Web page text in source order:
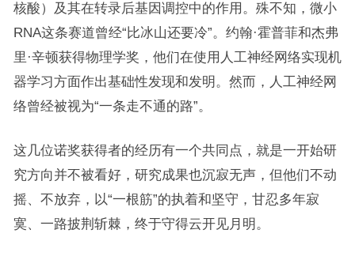
核酸）及其在转录后基因调控中的作用。殊不知，微小
RNA这条赛道曾经“比冰山还要冷”。约翰·霍普菲和杰弗
里·辛顿获得物理学奖，他们在使用人工神经网络实现机
器学习方面作出基础性发现和发明。然而，人工神经网
络曾经被视为“一条走不通的路”。
这几位诺奖获得者的经历有一个共同点，就是一开始研
究方向并不被看好，研究成果也沉寂无声，但他们不动
摇、不放弃，以“一根筋”的执着和坚守，甘忍多年寂
寞、一路披荆斩棘，终于守得云开见月明。